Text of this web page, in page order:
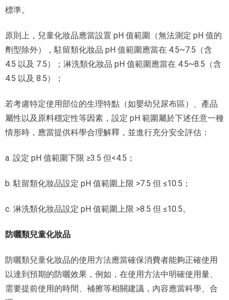
標準。
原則上，兒童化妝品應當設置 pH 值範圍（無法測定 pH 值的
劑型除外），駐留類化妝品 pH 值範圍應當在 4.5~7.5（含
4.5 以及 7.5）；淋洗類化妝品 pH 值範圍應當在 4.5~8.5（含
4.5 以及 8.5）；
若考慮特定使用部位的生理特點（如嬰幼兒尿布區）、產品
屬性以及原料穩定性等因素，設定 pH 範圍屬於下述任意一種
情形時，應當提供科學合理解釋，並進行充分安全評估：
a. 設定 pH 值範圍下限 ≥3.5 但<4.5；
b. 駐留類化妝品設定 pH 值範圍上限 >7.5 但 ≤10.5；
c. 淋洗類化妝品設定 pH 值範圍上限 >8.5 但 ≤10.5。
防曬類兒童化妝品
防曬類兒童化妝品的使用方法應當確保消費者能夠正確使用
以達到預期的防曬效果，例如，在使用方法中明確使用量、
需要提前使用的時間、補擦等相關建議，內容應當科學、合